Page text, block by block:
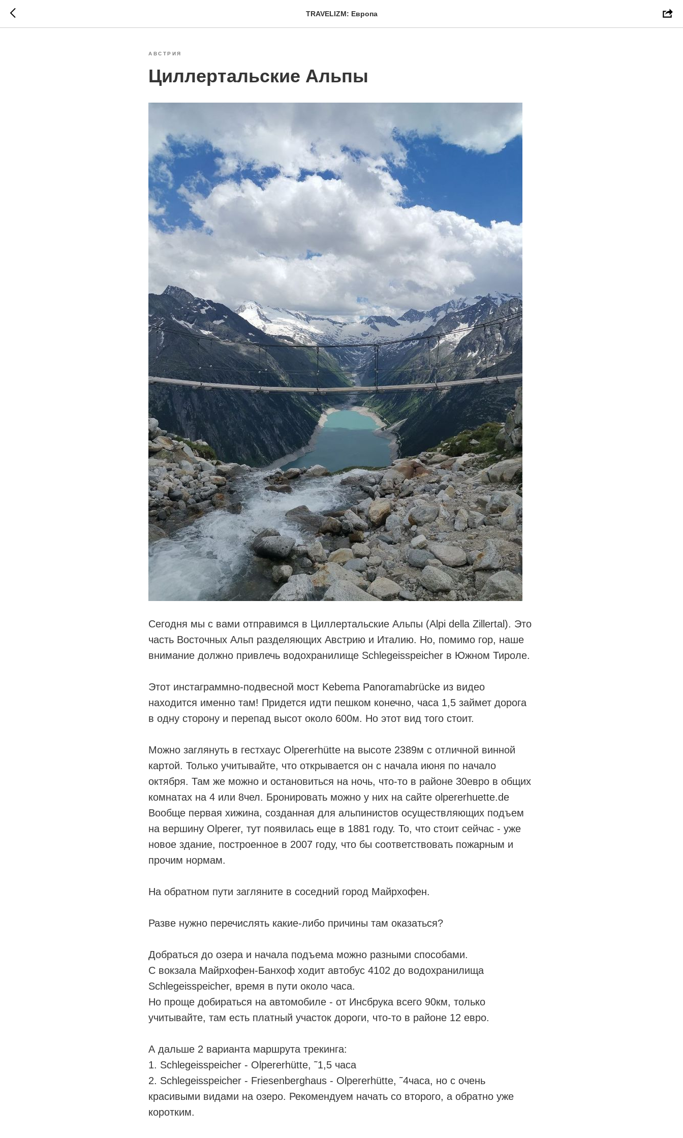
TRAVELIZM: Европа
АВСТРИЯ
Циллертальские Альпы
Сегодня мы с вами отправимся в Циллертальские Альпы (Alpi della Zillertal). Это
часть Восточных Альп разделяющих Австрию и Италию. Но, помимо гор, наше
внимание должно привлечь водохранилище Schlegeisspeicher в Южном Тироле.
Этот инстаграммно-подвесной мост Kebema Panoramabrücke из видео
находится именно там! Придется идти пешком конечно, часа 1,5 займет дорога
в одну сторону и перепад высот около 600м. Но этот вид того стоит.
Можно заглянуть в гестхаус Olpererhütte на высоте 2389м с отличной винной
картой. Только учитывайте, что открывается он с начала июня по начало
октября. Там же можно и остановиться на ночь, что-то в районе 30евро в общих
комнатах на 4 или 8чел. Бронировать можно у них на сайте olpererhuette.de
Вообще первая хижина, созданная для альпинистов осуществляющих подъем
на вершину Olperer, тут появилась еще в 1881 году. То, что стоит сейчас - уже
новое здание, построенное в 2007 году, что бы соответствовать пожарным и
прочим нормам.
На обратном пути загляните в соседний город Майрхофен.
Разве нужно перечислять какие-либо причины там оказаться?
Добраться до озера и начала подъема можно разными способами.
С вокзала Майрхофен-Банхоф ходит автобус 4102 до водохранилища
Schlegeisspeicher, время в пути около часа.
Но проще добираться на автомобиле - от Инсбрука всего 90км, только
учитывайте, там есть платный участок дороги, что-то в районе 12 евро.
А дальше 2 варианта маршрута трекинга:
1. Schlegeisspeicher - Olpererhütte, ˜1,5 часа
2. Schlegeisspeicher - Friesenberghaus - Olpererhütte, ˜4часа, но с очень
красивыми видами на озеро. Рекомендуем начать со второго, а обратно уже
коротким.